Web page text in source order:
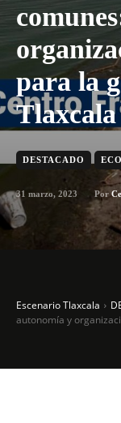
para la
Tlaxcala
DESTACADO
31 marzo, 2023 Por
Escenario Tlaxcala
autonomía y